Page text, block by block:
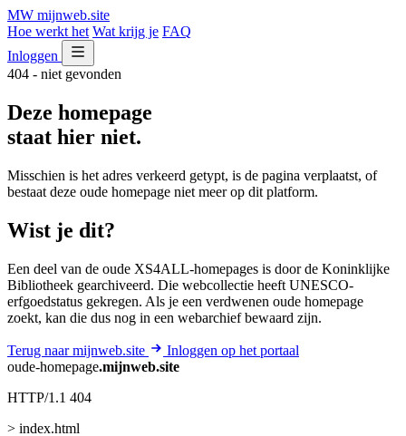
MW mijnweb.site
Hoe werkt het Wat krijg je FAQ
Inloggen
404 - niet gevonden
Deze homepage
staat hier niet.
Misschien is het adres verkeerd getypt, is de pagina verplaatst, of
bestaat deze oude homepage niet meer op dit platform.
Wist je dit?
Een deel van de oude XS4ALL-homepages is door de Koninklijke
Bibliotheek gearchiveerd. Die webcollectie heeft UNESCO-
erfgoedstatus gekregen. Als je een verdwenen oude homepage
zoekt, kan die dus nog in een webarchief bewaard zijn.
Terug naar mijnweb.site
Inloggen op het portaal
oude-homepage.mijnweb.site
HTTP/1.1 404
> index.html